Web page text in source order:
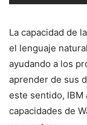
La capacidad de
el lenguaje
ayudando a los
aprender de sus
este sentido, IBM
capacidades de